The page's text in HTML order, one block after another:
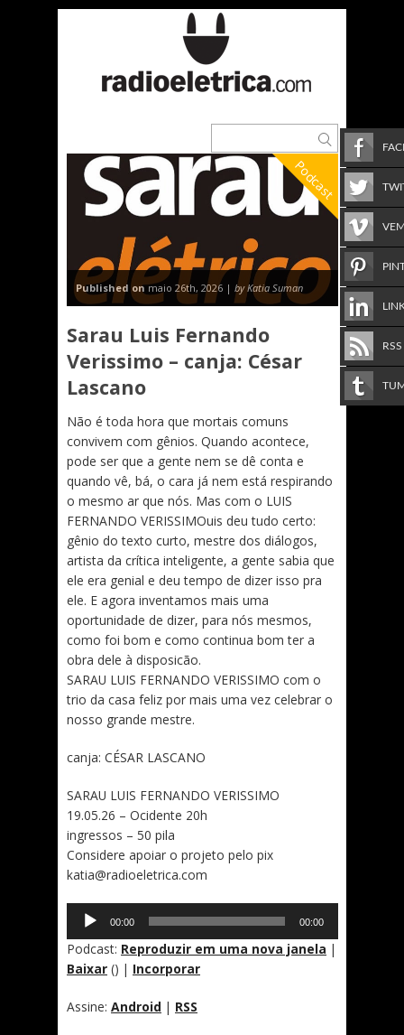
Podcast
Published onmaio 26th, 2026 | by Katia Suman
Sarau Luis Fernando
Verissimo – canja: César
Lascano
Não é toda hora que mortais comuns
convivem com gênios. Quando acontece,
pode ser que a gente nem se dê conta e
quando vê, bá, o cara já nem está respirando
o mesmo ar que nós. Mas com o LUIS
FERNANDO VERISSIMOuis deu tudo certo:
gênio do texto curto, mestre dos diálogos,
artista da crítica inteligente, a gente sabia que
ele era genial e deu tempo de dizer isso pra
ele. E agora inventamos mais uma
oportunidade de dizer, para nós mesmos,
como foi bom e como continua bom ter a
obra dele à disposicão.
SARAU LUIS FERNANDO VERISSIMO com o
trio da casa feliz por mais uma vez celebrar o
nosso grande mestre.
canja: CÉSAR LASCANO
SARAU LUIS FERNANDO VERISSIMO
19.05.26 – Ocidente 20h
ingressos – 50 pila
Considere apoiar o projeto pelo pix
katia@radioeletrica.com
Tocador
áudio
00:00 00:00
Podcast: Reproduzir em uma nova janela |
Baixar () | Incorporar
Assine: Android | RSS
RSS